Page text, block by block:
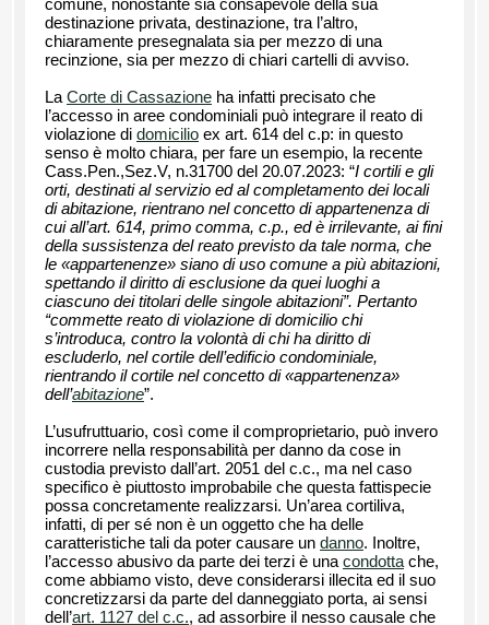
comune, nonostante sia consapevole della sua
destinazione privata, destinazione, tra l’altro,
chiaramente presegnalata sia per mezzo di una
recinzione, sia per mezzo di chiari cartelli di avviso.
La Corte di Cassazione ha infatti precisato che
l’accesso in aree condominiali può integrare il reato di
violazione di domicilio ex art. 614 del c.p: in questo
senso è molto chiara, per fare un esempio, la recente
Cass.Pen.,Sez.V, n.31700 del 20.07.2023: “I cortili e gli
orti, destinati al servizio ed al completamento dei locali
di abitazione, rientrano nel concetto di appartenenza di
cui all’art. 614, primo comma, c.p., ed è irrilevante, ai fini
della sussistenza del reato previsto da tale norma, che
le «appartenenze» siano di uso comune a più abitazioni,
spettando il diritto di esclusione da quei luoghi a
ciascuno dei titolari delle singole abitazioni”. Pertanto
“commette reato di violazione di domicilio chi
s’introduca, contro la volontà di chi ha diritto di
escluderlo, nel cortile dell’edificio condominiale,
rientrando il cortile nel concetto di «appartenenza»
dell’abitazione”.
L’usufruttuario, così come il comproprietario, può invero
incorrere nella responsabilità per danno da cose in
custodia previsto dall’art. 2051 del c.c., ma nel caso
specifico è piuttosto improbabile che questa fattispecie
possa concretamente realizzarsi. Un’area cortiliva,
infatti, di per sé non è un oggetto che ha delle
caratteristiche tali da poter causare un danno. Inoltre,
l’accesso abusivo da parte dei terzi è una condotta che,
come abbiamo visto, deve considerarsi illecita ed il suo
concretizzarsi da parte del danneggiato porta, ai sensi
dell’art. 1127 del c.c., ad assorbire il nesso causale che